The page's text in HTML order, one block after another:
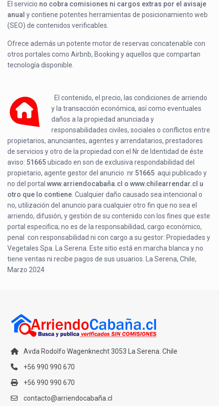
El servicio no cobra comisiones ni cargos extras por el avisaje
anual y contiene potentes herramientas de posicionamiento web
(SEO) de contenidos verificables.
Ofrece además un potente motor de reservas concatenable con
otros portales como Airbnb, Booking y aquellos que compartan
tecnología disponible.
El contenido, el precio, las condiciones de arriendo
y la transacción económica, así como eventuales
daños a la propiedad anunciada y
responsabilidades civiles, sociales o conflictos entre
propietarios, anunciantes, agentes y arrendatarios, prestadores
de servicios y otro de la propiedad con el Nr de Identidad de éste
aviso: 51665ubicado enson de exclusiva respondabilidad del
propietario, agente gestor del anuncio nr 51665 aqui publicado y
no del portalwww.arriendocabaña.cl o www.chilearrendar.cl u
otro que lo contiene . Cualquier daño causado sea intencional o
no, utilización del anuncio para cualquier otro fin que no sea el
arriendo, difusión, y gestión de su contenido con los fines que este
portal especifica; no es de la responsabilidad, cargo económico,
penal con responsabilidad ni con cargo a su gestor: Propiedades y
Vegetales Spa. La Serena. Este sitio está en marcha blanca y no
tiene ventas ni recibe pagos de sus usuarios. La Serena, Chile,
Marzo 2024
Avda Rodolfo Wagenknecht 3053 La Serena. Chile
+56 990 990 670
+56 990 990 670
contacto@arriendocabaña.cl